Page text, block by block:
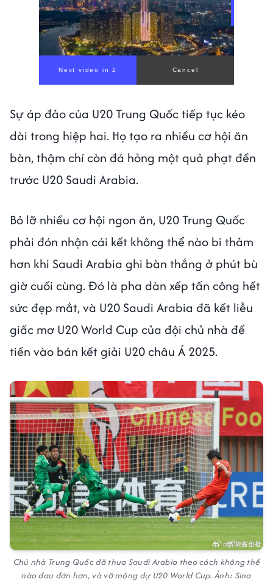
Sự áp đảo của U20 Trung Quốc tiếp tục kéo
dài trong hiệp hai. Họ tạo ra nhiều cơ hội ăn
bàn, thậm chí còn đá hỏng một quả phạt đền
trước U20 Saudi Arabia.
Bỏ lỡ nhiều cơ hội ngon ăn, U20 Trung Quốc
phải đón nhận cái kết không thể nào bi thảm
hơn khi Saudi Arabia ghi bàn thắng ở phút bù
giờ cuối cùng. Đó là pha dàn xếp tấn công hết
sức đẹp mắt, và U20 Saudi Arabia đã kết liễu
giấc mơ U20 World Cup của đội chủ nhà để
tiến vào bán kết giải U20 châu Á 2025.
Chủ nhà Trung Quốc đã thua Saudi Arabia theo cách không thể
nào đau đớn hơn, và vỡ mộng dự U20 World Cup. Ảnh: Sina